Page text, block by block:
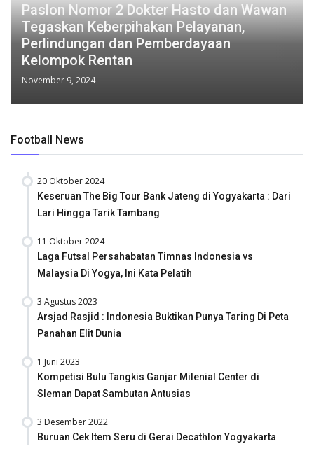
Paslon Nomor 2 Dokter Hasto dan Wawan
Tegaskan Keberpihakan Pelayanan,
Perlindungan dan Pemberdayaan
Kelompok Rentan
November 9, 2024
Football News
20 Oktober 2024
Keseruan The Big Tour Bank Jateng di Yogyakarta : Dari
Lari Hingga Tarik Tambang
11 Oktober 2024
Laga Futsal Persahabatan Timnas Indonesia vs
Malaysia Di Yogya, Ini Kata Pelatih
3 Agustus 2023
Arsjad Rasjid : Indonesia Buktikan Punya Taring Di Peta
Panahan Elit Dunia
1 Juni 2023
Kompetisi Bulu Tangkis Ganjar Milenial Center di
Sleman Dapat Sambutan Antusias
3 Desember 2022
Buruan Cek Item Seru di Gerai Decathlon Yogyakarta